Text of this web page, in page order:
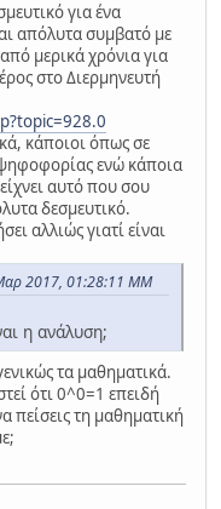
για ένα
απόλυτα συμβατό με
μερικά χρόνια για
στο Διερμηνευτή
κάποιοι όπως σε
ενώ κάποια
αυτό που σου
δεσμευτικό.
αλλιώς γιατί είναι
2017, 01:28:11 ΜΜ
η ανάλυση;
τα μαθηματικά.
ότι 0^0=1 επειδή
πείσεις τη μαθηματική